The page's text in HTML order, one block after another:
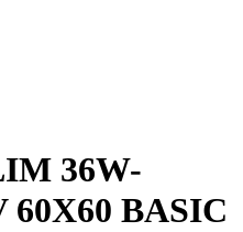
36W-
60X60 BASIC